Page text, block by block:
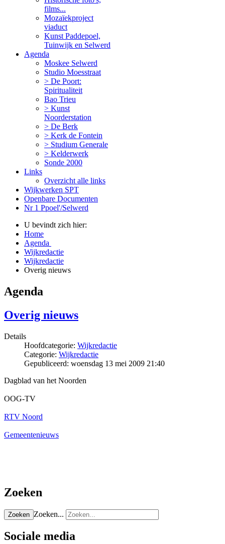
films...
Mozaïekproject
viaduct
Kunst Paddepoel,
Tuinwijk en Selwerd
Agenda
Moskee Selwerd
Studio Moesstraat
> De Poort:
Spiritualiteit
Bao Trieu
> Kunst
Noorderstation
> De Berk
> Kerk de Fontein
> Studium Generale
> Kelderwerk
Sonde 2000
Links
Overzicht alle links
Wijkwerken SPT
Openbare Documenten
Nr 1 Ppoel'/Selwerd
U bevindt zich hier:
Home
Agenda
Wijkredactie
Wijkredactie
Overig nieuws
Agenda
Overig nieuws
Details
Hoofdcategorie: Wijkredactie
Categorie: Wijkredactie
Gepubliceerd: woensdag 13 mei 2009 21:40
Dagblad van het Noorden
OOG-TV
RTV Noord
Gemeentenieuws
Zoeken
Zoeken Zoeken...
Sociale media